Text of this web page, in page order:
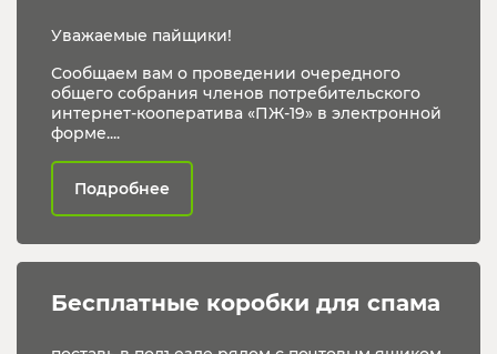
Уважаемые пайщики!
Сообщаем вам о проведении очередного
общего собрания членов потребительского
интернет-кооператива «ПЖ-19» в электронной
форме....
Подробнее
Бесплатные коробки для спама